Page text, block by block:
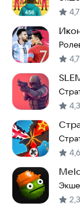
4,7
4,7
4,3
4,6
2,3